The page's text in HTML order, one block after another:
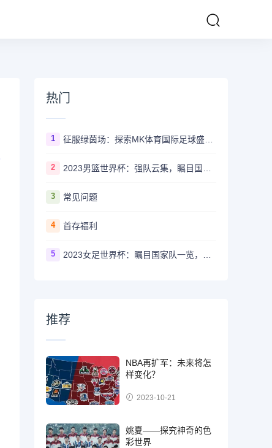
热门
1 征服绿茵场：探索MK体育国际足球盛事的辉煌传奇
2
3 常见问题
4 首存福利
5
推荐
NBA再扩军：未来将怎
样变化？
2023-10-21
姚夏——探究神奇的色
彩世界